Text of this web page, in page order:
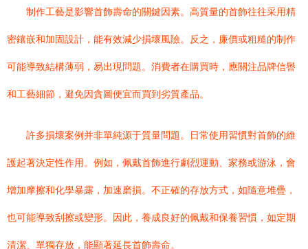
制作工藝是影響首飾壽命的關鍵因素。高質量的首飾往往采用精
密鑲嵌和加固設計，能有效減少損壞風險。反之，廉價或粗糙的制作
可能導致結構薄弱，易出現問題。消費者在購買時，應關注品牌信譽
和工藝細節，避免因貪圖便宜而買到劣質產品。
許多損壞案例并非單純源于質量問題。日常使用習慣對首飾的維
護起著決定性作用。例如，佩戴首飾進行劇烈運動、家務或游泳，會
增加摩擦和化學暴露，加速磨損。不正確的存放方式，如隨意堆疊，
也可能導致刮擦或變形。因此，養成良好的佩戴和保養習慣，如定期
清潔、單獨存放，能顯著延長首飾壽命。